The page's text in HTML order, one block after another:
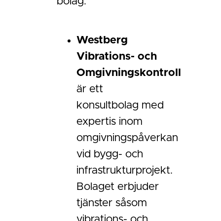
Westberg
Vibrations- och
Omgivningskontroll
är ett
konsultbolag med
expertis inom
omgivningspåverkan
vid bygg- och
infrastrukturprojekt.
Bolaget erbjuder
tjänster såsom